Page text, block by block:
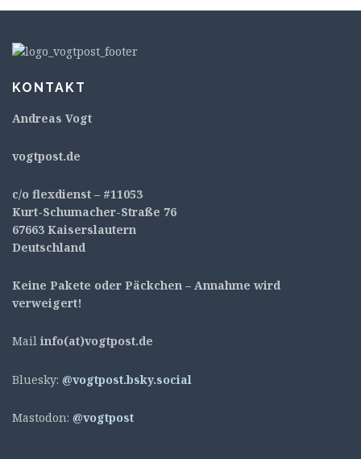
KONTAKT
Andreas Vogt
vogtpost.de
c/o flexdienst – #11053
Kurt-Schumacher-Straße 76
67663 Kaiserslautern
Deutschland
Keine Pakete oder Päckchen – Annahme wird
verweigert!
Mail info(at)vogtpost.de
Bluesky: @vogtpost.bsky.social
Mastodon: @vogtpost